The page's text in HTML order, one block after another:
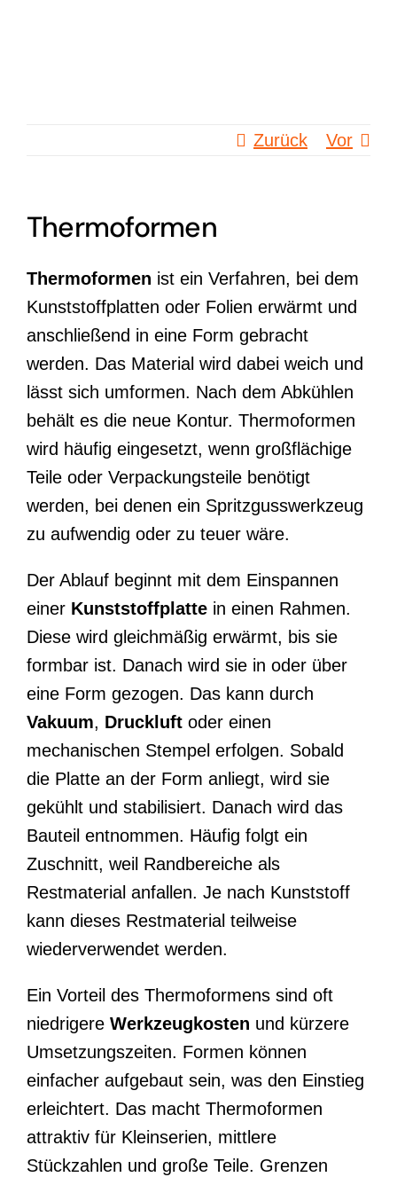
Zurück Vor
Thermoformen
Thermoformen ist ein Verfahren, bei dem
Kunststoffplatten oder Folien erwärmt und
anschließend in eine Form gebracht
werden. Das Material wird dabei weich und
lässt sich umformen. Nach dem Abkühlen
behält es die neue Kontur. Thermoformen
wird häufig eingesetzt, wenn großflächige
Teile oder Verpackungsteile benötigt
werden, bei denen ein Spritzgusswerkzeug
zu aufwendig oder zu teuer wäre.
Der Ablauf beginnt mit dem Einspannen
einer Kunststoffplatte in einen Rahmen.
Diese wird gleichmäßig erwärmt, bis sie
formbar ist. Danach wird sie in oder über
eine Form gezogen. Das kann durch
Vakuum, Druckluft oder einen
mechanischen Stempel erfolgen. Sobald
die Platte an der Form anliegt, wird sie
gekühlt und stabilisiert. Danach wird das
Bauteil entnommen. Häufig folgt ein
Zuschnitt, weil Randbereiche als
Restmaterial anfallen. Je nach Kunststoff
kann dieses Restmaterial teilweise
wiederverwendet werden.
Ein Vorteil des Thermoformens sind oft
niedrigere Werkzeugkosten und kürzere
Umsetzungszeiten. Formen können
einfacher aufgebaut sein, was den Einstieg
erleichtert. Das macht Thermoformen
attraktiv für Kleinserien, mittlere
Stückzahlen und große Teile. Grenzen